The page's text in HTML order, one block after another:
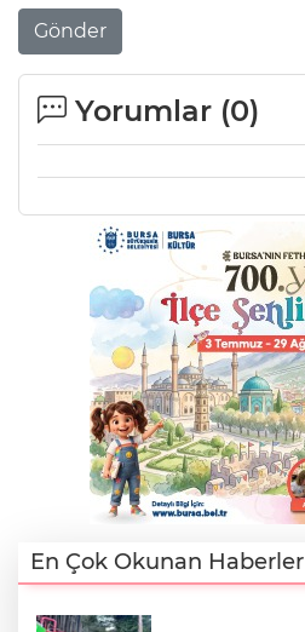
Gönder
Yorumlar (0)
En Çok Okunan Haberler